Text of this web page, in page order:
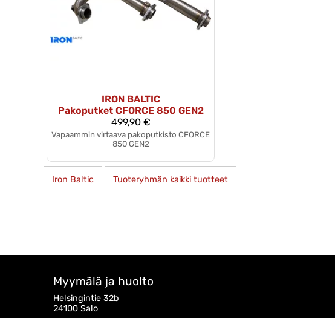
IRON BALTIC
Pakoputket CFORCE 850 GEN2
499,90 €
Vapaammin virtaava pakoputkisto CFORCE
850 GEN2
Iron Baltic Tuoteryhmän kaikki tuotteet
Myymälä ja huolto
Helsingintie 32b
24100 Salo